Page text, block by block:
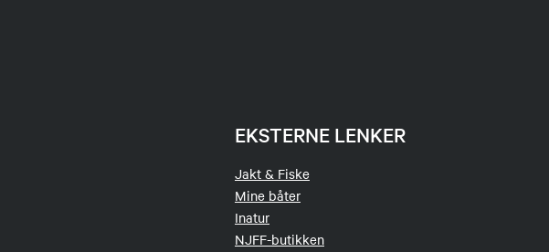
EKSTERNE LENKER
Jakt & Fiske
Mine båter
Inatur
NJFF-butikken